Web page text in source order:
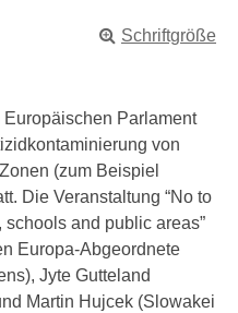
Schriftgröße
Parlament
von
(zum Beispiel
Die Veranstaltung “No to
and public areas”
Europa-Abgeordnete
Jyte Gutteland
Martin Hujcek (Slowakei